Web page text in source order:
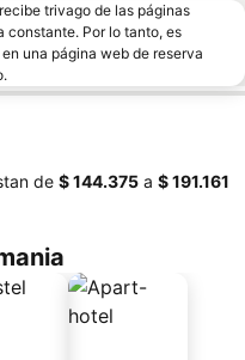
trivago de las páginas
constante. Por lo tanto, es
una página web de reserva
de ‎$ 144.375 a ‎$ 191.161